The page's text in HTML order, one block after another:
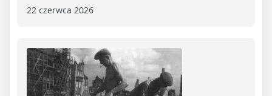
22 czerwca 2026